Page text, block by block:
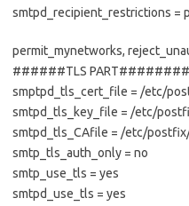
smtpd_recipient_restrictions =
permit_mynetworks,
######TLS
smptpd_tls_cert_file = /etc/
smtpd_tls_key_file = /etc/
smtpd_tls_CAfile = /etc/
smtp_tls_auth_only = no
smtp_use_tls = yes
smtpd_use_tls = yes